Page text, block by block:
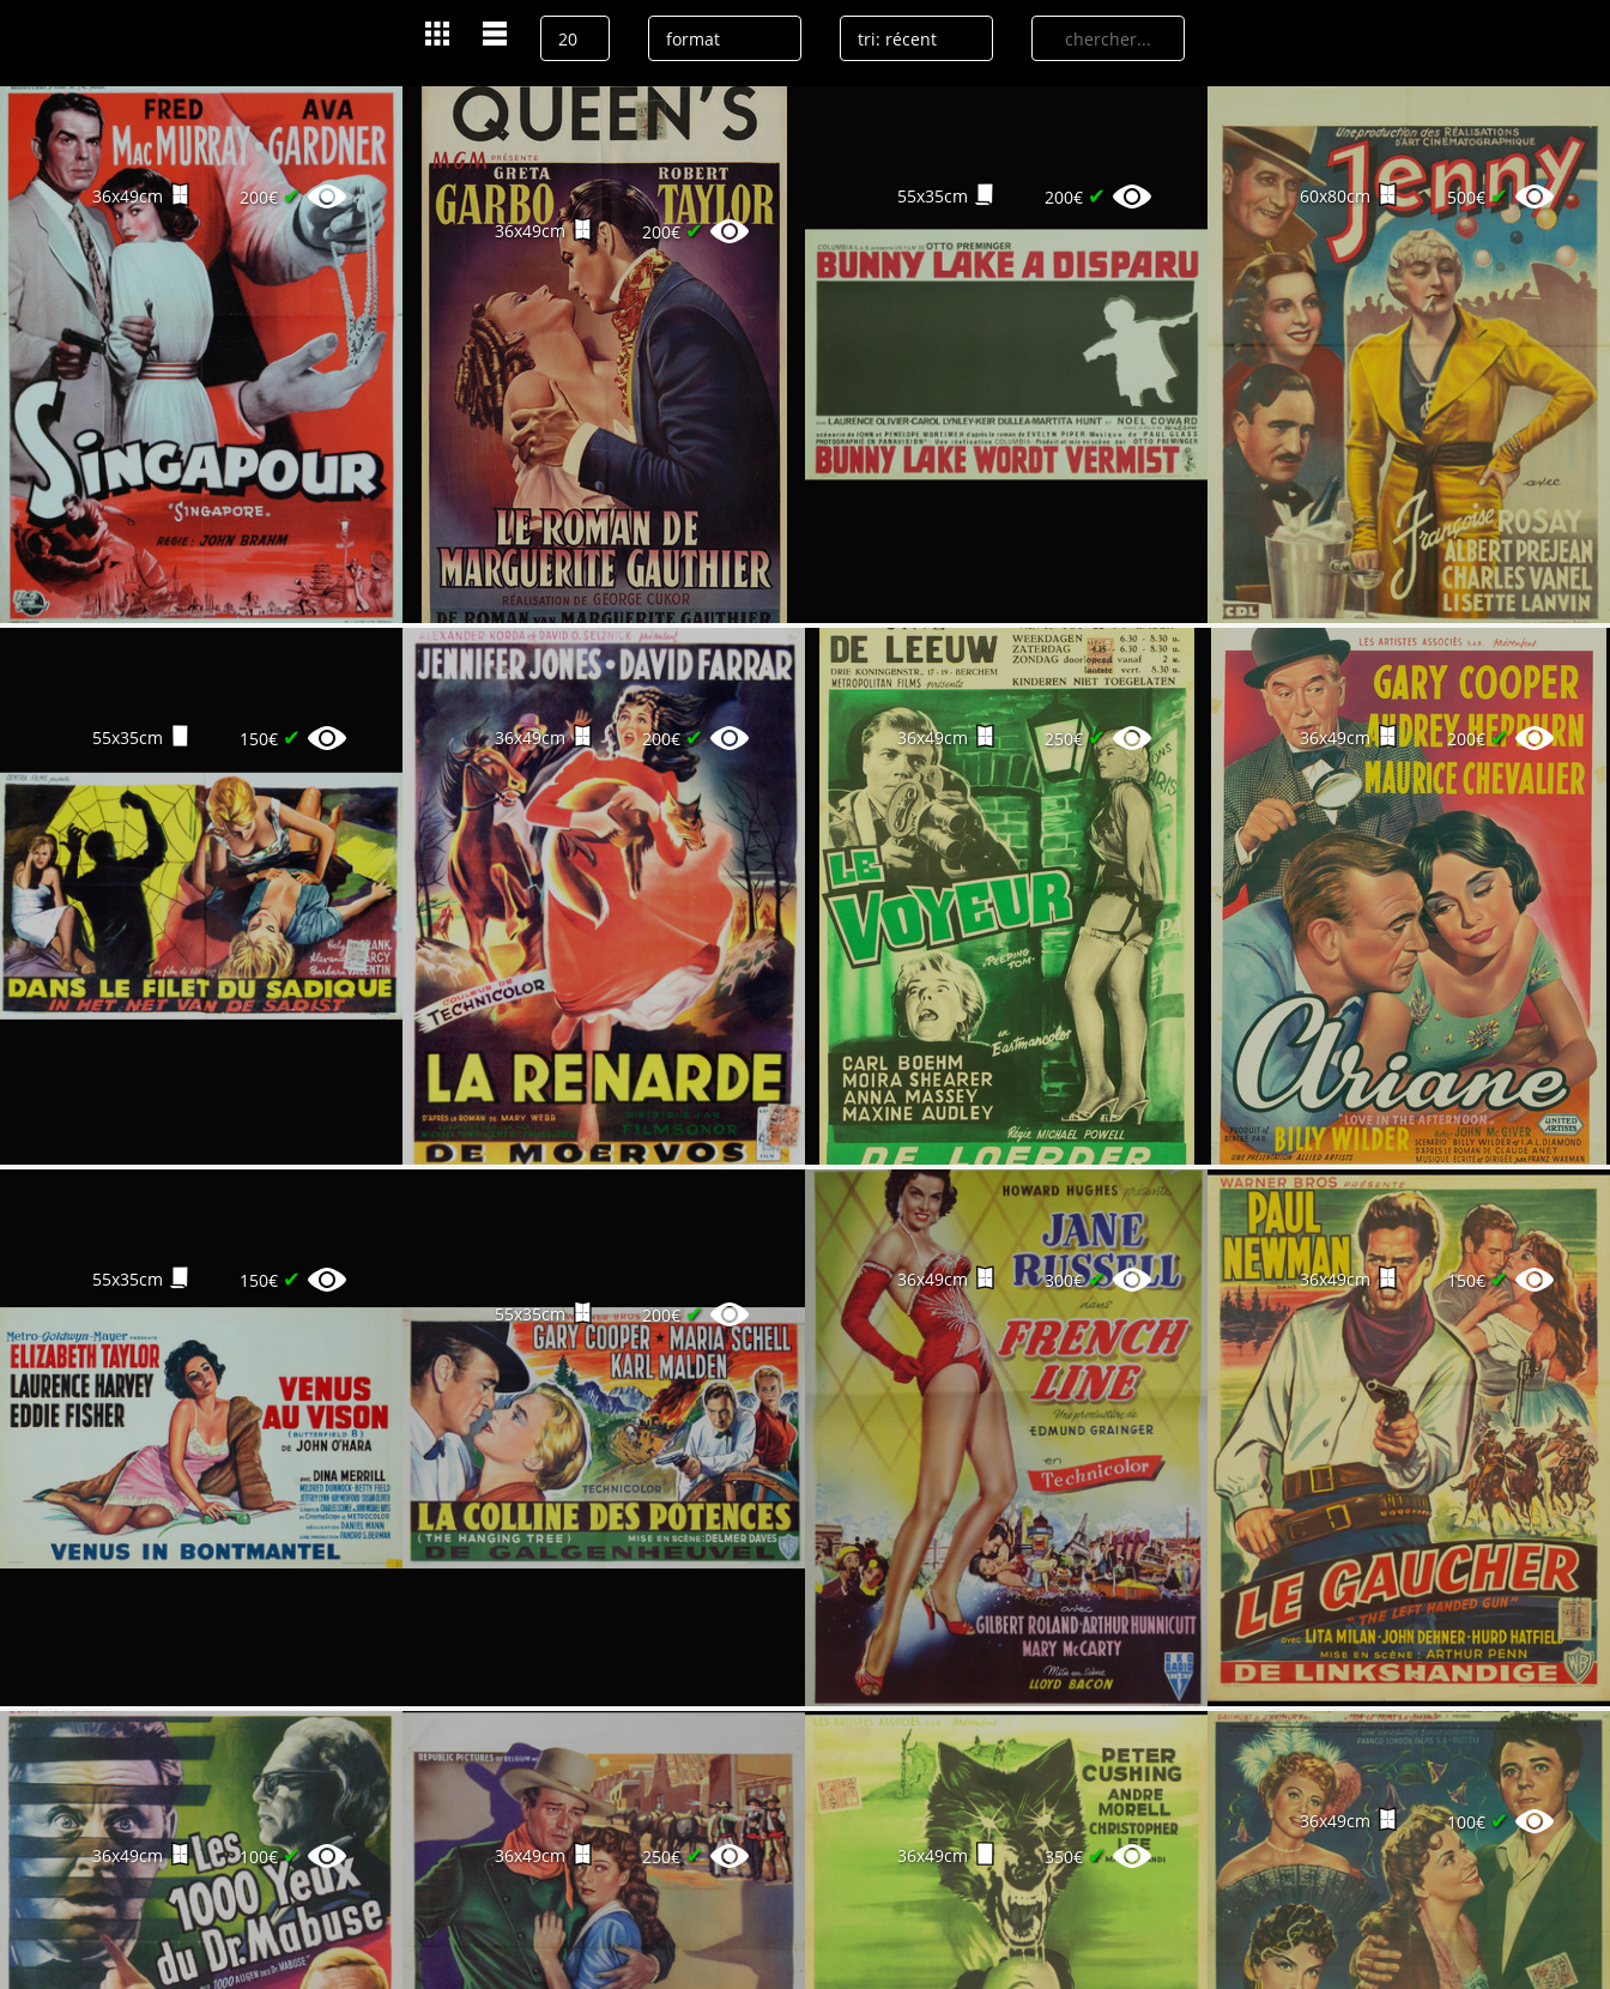
36x49cm 200€✔
36x49cm 200€✔
55x35cm 200€ ✔ 60x80cm 500€✔
55x35cm 150€ ✔ 36x49cm 200€✔ 36x49cm 250€✔ 36x49cm 200€ ✔
55x35cm 150€ ✔
55x35cm 200€✔
36x49cm 300€✔ 36x49cm 150€✔
36x49cm 100€✔ 36x49cm 250€✔ 36x49cm 350€✔
36x49cm 100€ ✔